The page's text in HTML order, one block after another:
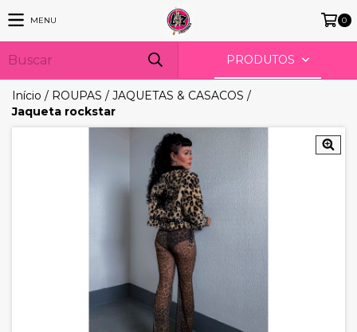
MENU 0
PRODUTOS
Início / ROUPAS / JAQUETAS & CASACOS /
Jaqueta rockstar